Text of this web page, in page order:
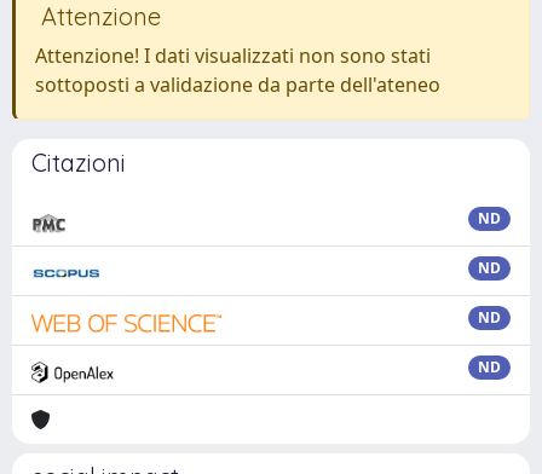
Attenzione
Attenzione! I dati visualizzati non sono stati
sottoposti a validazione da parte dell'ateneo
Citazioni
ND
ND
ND
ND